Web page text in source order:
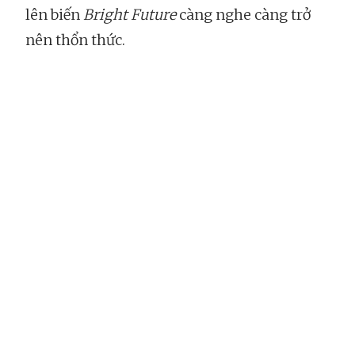
lên biếnBright Futurecàng nghe càng trở
nên thổn thức.